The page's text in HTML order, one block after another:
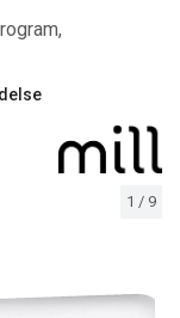
1 / 9